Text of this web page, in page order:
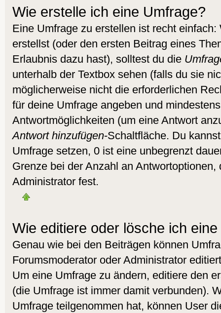
Wie erstelle ich eine Umfrage?
Eine Umfrage zu erstellen ist recht
erstellst (oder den ersten Beitrag eines
Erlaubnis dazu hast), solltest du die
unterhalb der Textbox sehen (falls du sie
möglicherweise nicht die erforderlichen
für deine Umfrage angeben und
Antwortmöglichkeiten (um eine Antwort
Antwort hinzufügen-Schaltfläche. Du
Umfrage setzen, 0 ist eine unbegrenzt
Grenze bei der Anzahl an Antwortoptionen,
Administrator fest.
Wie editiere oder lösche ich
Genau wie bei den Beiträgen können
Forumsmoderator oder Administrator
Um eine Umfrage zu ändern, editiere den
(die Umfrage ist immer damit verbunden).
Umfrage teilgenommen hat, können User